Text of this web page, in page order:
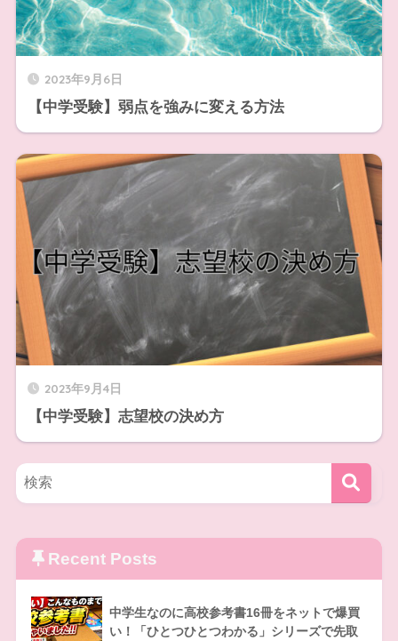
2023年9月6日
【中学受験】弱点を強みに変える方法
2023年9月4日
【中学受験】志望校の決め方
Recent Posts
中学生なのに高校参考書16冊をネットで爆買
い！「ひとつひとつわかる」シリーズで先取